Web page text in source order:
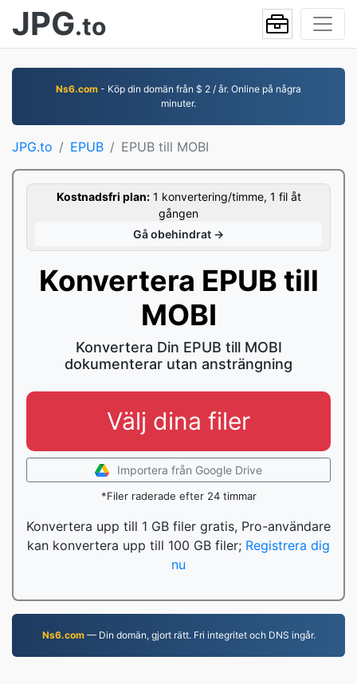
JPG.to
Ns6.com - Köp din domän från $ 2 / år. Online på några
minuter.
JPG.to EPUB EPUB till MOBI
Kostnadsfri plan:1 konvertering/timme, 1 fil åt
gången
Gå obehindrat →
Konvertera EPUB till
MOBI
Konvertera Din EPUB till MOBI
dokumenterar utan ansträngning
Välj dina filer
Importera från Google Drive
*Filer raderade efter 24 timmar
Konvertera upp till 1 GB filer gratis, Pro-användare
kan konvertera upp till 100 GB filer; Registrera dig
nu
Ns6.com— Din domän, gjort rätt. Fri integritet och DNS ingår.